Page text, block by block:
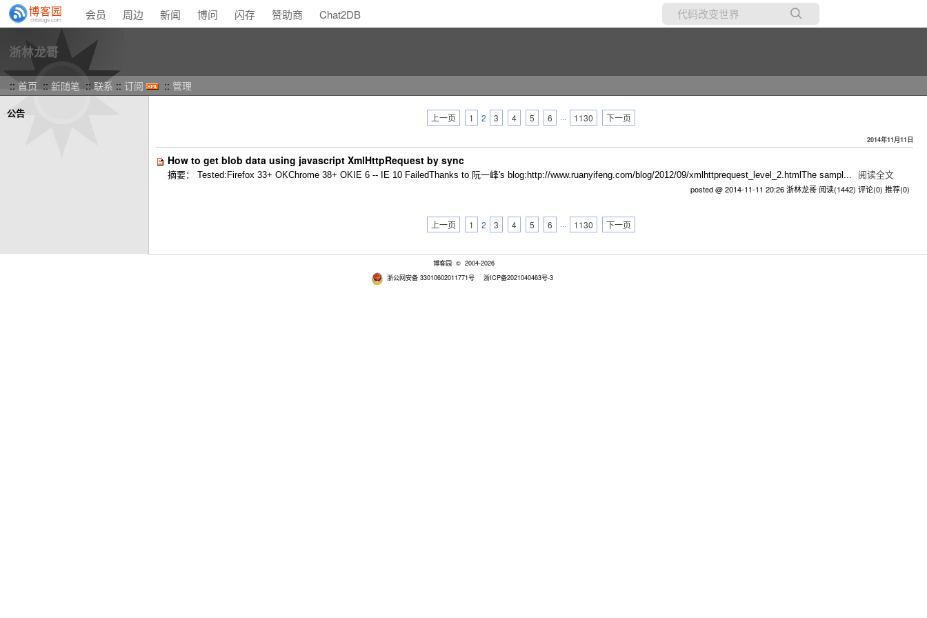
会员 周边 新闻 博问 闪存 赞助商 Chat2DB
浙林龙哥
::首页 :: 新随笔 ::联系 :: 订阅 :: 管理
公告 上一页 1 2 3 4 5 6 ··· 1130 下一页
2014年11月11日
How to get blob data using javascript XmlHttpRequest by sync
摘要： Tested:Firefox 33+ OKChrome 38+ OKIE 6 -- IE 10 FailedThanks to 阮一峰's blog:http://www.ruanyifeng.com/blog/2012/09/xmlhttprequest_level_2.htmlThe sampl... 阅读全文
posted @ 2014-11-11 20:26 浙林龙哥 阅读(1442) 评论(0) 推荐(0)
上一页 1 2 3 4 5 6 ··· 1130 下一页
博客园 © 2004-2026
浙公网安备 33010602011771号
浙ICP备2021040463号-3